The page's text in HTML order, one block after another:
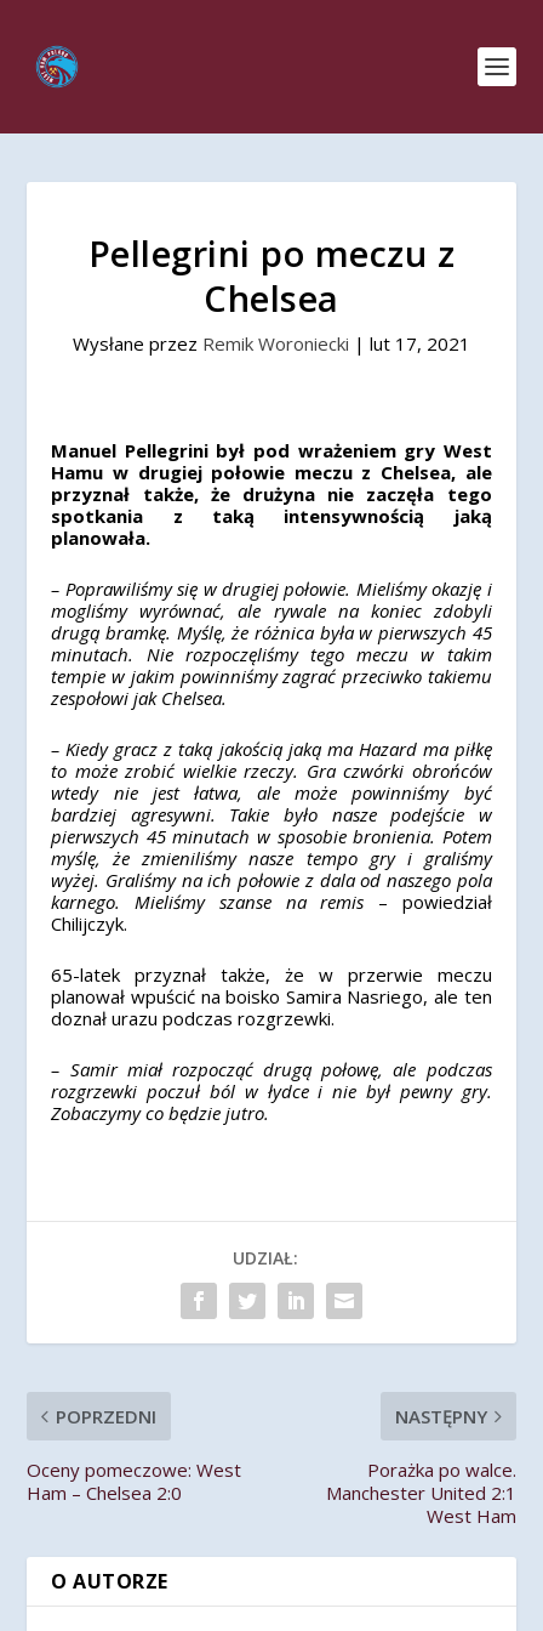
Pellegrini po meczu z
Chelsea
Wysłane przez Remik Woroniecki | lut 17, 2021
Manuel Pellegrini był pod wrażeniem gry West
Hamu w drugiej połowie meczu z Chelsea, ale
przyznał także, że drużyna nie zaczęła tego
spotkania z taką intensywnością jaką
planowała.
– Poprawiliśmy się w drugiej połowie. Mieliśmy okazję i
mogliśmy wyrównać, ale rywale na koniec zdobyli
drugą bramkę. Myślę, że różnica była w pierwszych 45
minutach. Nie rozpoczęliśmy tego meczu w takim
tempie w jakim powinniśmy zagrać przeciwko takiemu
zespołowi jak Chelsea.
– Kiedy gracz z taką jakością jaką ma Hazard ma piłkę
to może zrobić wielkie rzeczy. Gra czwórki obrońców
wtedy nie jest łatwa, ale może powinniśmy być
bardziej agresywni. Takie było nasze podejście w
pierwszych 45 minutach w sposobie bronienia. Potem
myślę, że zmieniliśmy nasze tempo gry i graliśmy
wyżej. Graliśmy na ich połowie z dala od naszego pola
karnego. Mieliśmy szanse na remis – powiedział
Chilijczyk.
65-latek przyznał także, że w przerwie meczu
planował wpuścić na boisko Samira Nasriego, ale ten
doznał urazu podczas rozgrzewki.
– Samir miał rozpocząć drugą połowę, ale podczas
rozgrzewki poczuł ból w łydce i nie był pewny gry.
Zobaczymy co będzie jutro.
UDZIAŁ:
POPRZEDNI
Oceny pomeczowe: West
Ham – Chelsea 2:0
NASTĘPNY
Porażka po walce.
Manchester United 2:1
West Ham
O AUTORZE